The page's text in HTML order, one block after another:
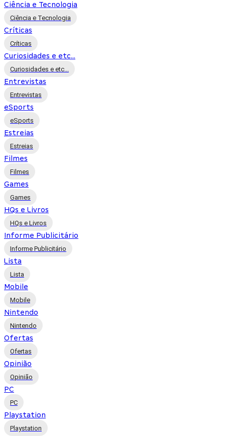
Ciência e Tecnologia
Ciência e Tecnologia
Críticas
Críticas
Curiosidades e etc...
Curiosidades e etc...
Entrevistas
Entrevistas
eSports
eSports
Estreias
Estreias
Filmes
Filmes
Games
Games
HQs e Livros
HQs e Livros
Informe Publicitário
Informe Publicitário
Lista
Lista
Mobile
Mobile
Nintendo
Nintendo
Ofertas
Ofertas
Opinião
Opinião
PC
PC
Playstation
Playstation